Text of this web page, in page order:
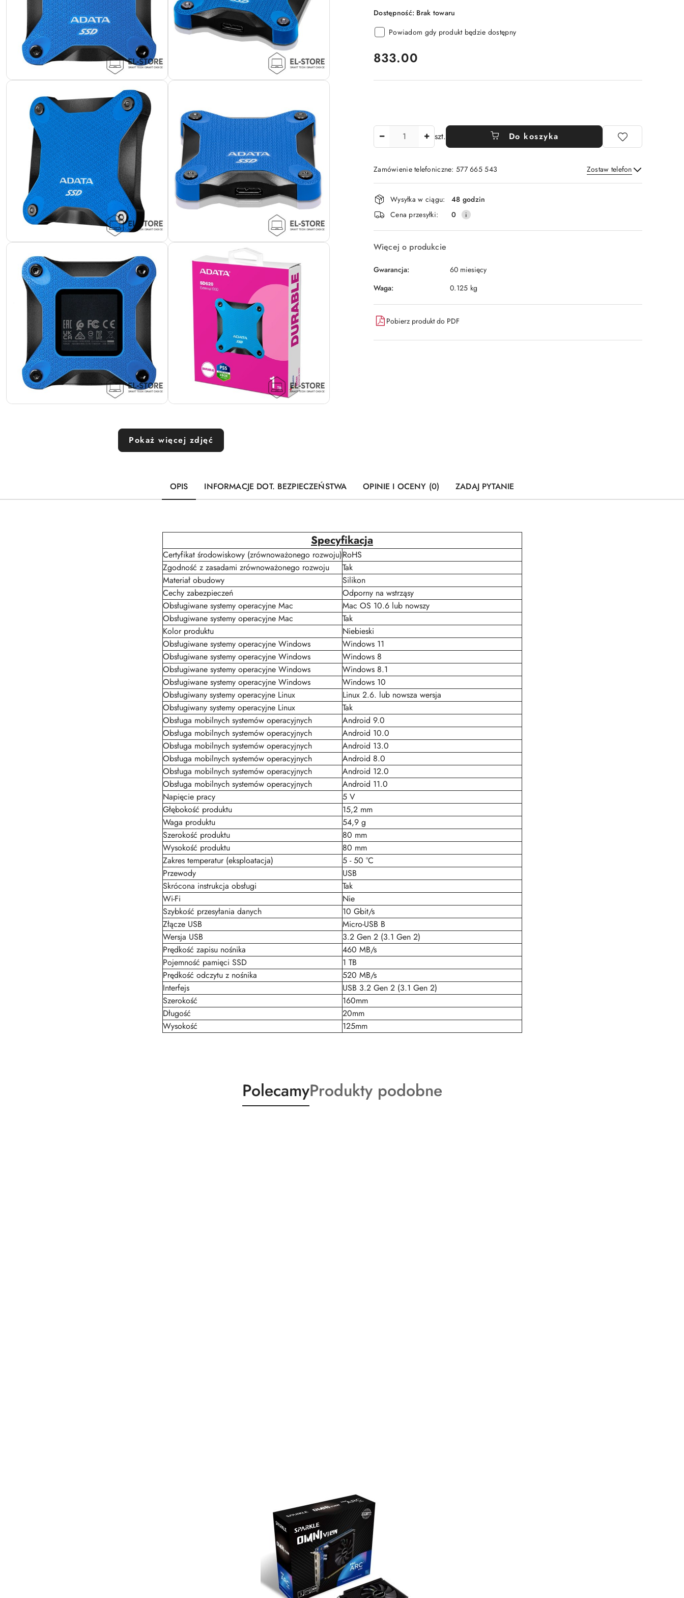
Pokaż więcej zdjęć
Dostępność: Brak towaru
Powiadom gdy produkt będzie dostępny
cena:
833.00
szt. Do koszyka
Zamówienie telefoniczne: 577 665 543 Zostaw telefon
Wyślij
Dostępność
i
dostawa
Wysyłka w ciągu:
48 godzin
Cena przesyłki:
0
Więcej o produkcie
Gwarancja:
60 miesięcy
Waga:
0.125 kg
Pobierz produkt do PDF
OPIS INFORMACJE DOT. BEZPIECZEŃSTWA OPINIE I OCENY (0) ZADAJ PYTANIE
Specyfikacja
Certyfikat środowiskowy (zrównoważonego rozwoju)RoHS
Zgodność z zasadami zrównoważonego rozwoju
Tak
Materiał obudowy
Silikon
Cechy zabezpieczeń
Odporny na wstrząsy
Obsługiwane systemy operacyjne Mac
Mac OS 10.6 lub nowszy
Obsługiwane systemy operacyjne Mac
Tak
Kolor produktu
Niebieski
Obsługiwane systemy operacyjne Windows
Windows 11
Obsługiwane systemy operacyjne Windows
Windows 8
Obsługiwane systemy operacyjne Windows
Windows 8.1
Obsługiwane systemy operacyjne Windows
Windows 10
Obsługiwany systemy operacyjne Linux
Linux 2.6. lub nowsza wersja
Obsługiwany systemy operacyjne Linux
Tak
Obsługa mobilnych systemów operacyjnych
Android 9.0
Obsługa mobilnych systemów operacyjnych
Android 10.0
Obsługa mobilnych systemów operacyjnych
Android 13.0
Obsługa mobilnych systemów operacyjnych
Android 8.0
Obsługa mobilnych systemów operacyjnych
Android 12.0
Obsługa mobilnych systemów operacyjnych
Android 11.0
Napięcie pracy
5 V
Głębokość produktu
15,2 mm
Waga produktu
54,9 g
Szerokość produktu
80 mm
Wysokość produktu
80 mm
Zakres temperatur (eksploatacja)
5 - 50 °C
Przewody
USB
Skrócona instrukcja obsługi
Tak
Wi-Fi
Nie
Szybkość przesyłania danych
10 Gbit/s
Złącze USB
Micro-USB B
Wersja USB
3.2 Gen 2 (3.1 Gen 2)
Prędkość zapisu nośnika
460 MB/s
Pojemność pamięci SSD
1 TB
Prędkość odczytu z nośnika
520 MB/s
Interfejs
USB 3.2 Gen 2 (3.1 Gen 2)
Szerokość
160mm
Długość
20mm
Wysokość
125mm
Produkty
o
PolecamyProdukty
o
Produkty podobne